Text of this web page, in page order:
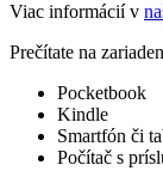
Viac informácií v
Prečítate na
Pocketbook
Kindle
Smartfón či
Počítač s